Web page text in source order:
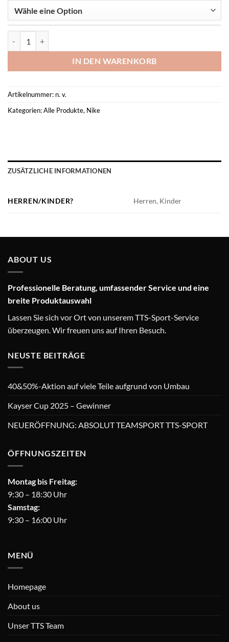
IN DEN WARENKORB
Artikelnummer: n. v.
Kategorien:Alle Produkte, Nike
ZUSÄTZLICHE INFORMATIONEN
HERREN/KINDER? Herren, Kinder
ABOUT US
Professionelle Beratung, umfassender Service und eine
breite Produktauswahl
Lassen Sie sich vor Ort von unserem TTS-Sport-Service
überzeugen. Wir freuen uns auf Ihren Besuch.
NEUSTE BEITRÄGE
40&50%-Aktion auf viele Teile aufgrund von Umbau
Kayser Cup 2025 – Gewinner
NEUERÖFFNUNG: ABSOLUT TEAMSPORT TTS-SPORT
ÖFFNUNGSZEITEN
Montag bis Freitag:
9:30 – 18:30 Uhr
Samstag:
9:30 – 16:00 Uhr
MENÜ
Homepage
About us
Unser TTS Team